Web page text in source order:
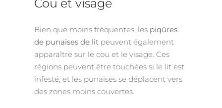
Cou et visage
Bien que moins fréquentes, les piqûres
de punaises de lit peuvent également
apparaître sur le cou et le visage. Ces
régions peuvent être touchées si le lit est
infesté, et les punaises se déplacent vers
des zones moins couvertes.